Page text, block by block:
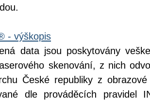
- výškopis
data jsou poskytovány
skenování, z nich
České republiky z
dle prováděcích pravidel